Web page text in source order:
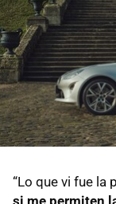
“Lo que vi fue la